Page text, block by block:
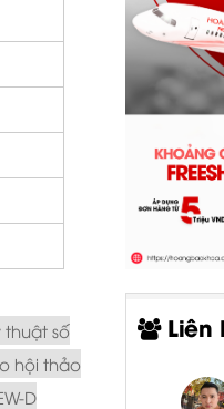
thuật số
hội thảo
D
Liên